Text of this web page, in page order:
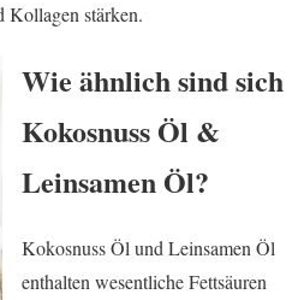
Kollagen stärken.
Wie ähnlich sind sich
Kokosnuss Öl &
Leinsamen Öl?
Kokosnuss Öl und Leinsamen Öl
enthalten wesentliche Fettsäuren